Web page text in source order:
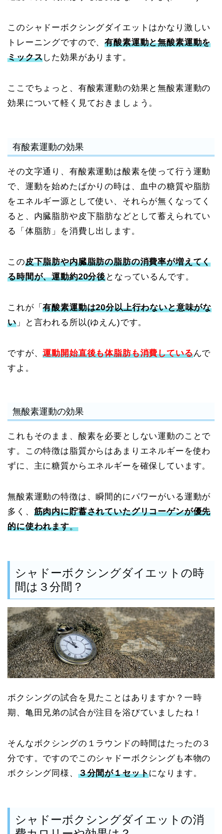
このシャドーボクシングダイエットはかなり激しい
トレーニングですので、有酸素運動と無酸素運動を
ミックスした効果があります。
ここでちょっと、有酸素運動の効果と無酸素運動の
効果について軽く見ておきましょう。
有酸素運動の効果
その文字通り、有酸素運動は酸素を使って行う運動
で、運動を始めたばかりの時は、血中の糖質や脂肪
をエネルギー源として使い、それらが無くなってく
ると、内臓脂肪や皮下脂肪などとして蓄えられてい
る「体脂肪」を消費し出します。
この皮下脂肪や内臓脂肪の脂肪の消費率が増えてく
る時間が、運動約20分後となっているんです。
これが「有酸素運動は20分以上行わないと意味がな
い」と言われる所以(ゆえん)です。
ですが、運動開始直後も体脂肪も消費しているんで
すよ。
無酸素運動の効果
これもそのまま、酸素を必要としない運動のことで
す。この特徴は脂質からはあまりエネルギーを使わ
ずに、主に糖質からエネルギーを確保しています。
無酸素運動の特徴は、瞬間的にパワーがいる運動が
多く、 筋肉内に貯蓄されていたグリコーゲンが優先
的に使われます。
シャドーボクシングダイエットの時
間は３分間？
ボクシングの試合を見たことはありますか？一時
期、亀田兄弟の試合が注目を浴びていましたね！
そんなボクシングの１ラウンドの時間はたったの３
分です。ですのでこのシャドーボクシングも本物の
ボクシング同様、 ３分間が１セットになります。
シャドーボクシングダイエットの消